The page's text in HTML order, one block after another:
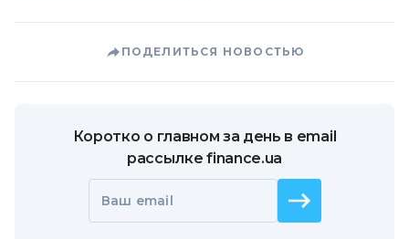
ПОДЕЛИТЬСЯ НОВОСТЬЮ
Коротко о главном за день в email
рассылке finance.ua
Ваш email